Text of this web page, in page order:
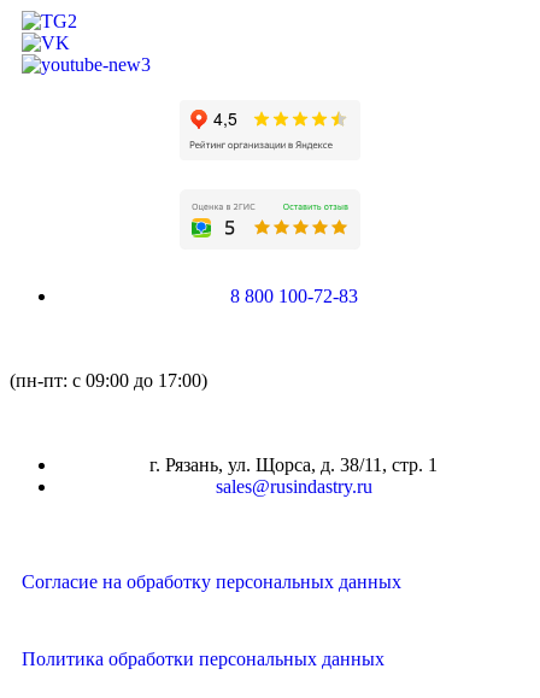
8 800 100-72-83
(пн-пт: с 09:00 до 17:00)
г. Рязань, ул. Щорса, д. 38/11, стр. 1
sales@rusindastry.ru
Согласие на обработку персональных данных
Политика обработки персональных данных